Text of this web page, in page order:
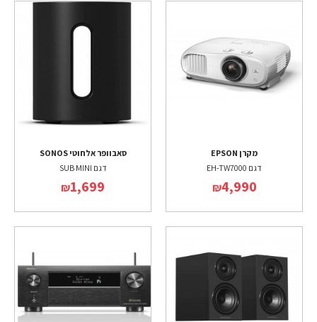
מקרן EPSON
דגם EH-TW7000
₪4,990
סאבוופר אלחוטי SONOS
דגם SUB MINI
₪1,699